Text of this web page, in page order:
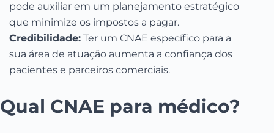
pode auxiliar em um planejamento estratégico
que minimize os impostos a pagar.
Credibilidade: Ter um CNAE específico para a
sua área de atuação aumenta a confiança dos
pacientes e parceiros comerciais.
Qual CNAE para médico?